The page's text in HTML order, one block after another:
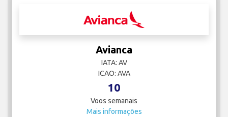
Avianca
IATA: AV
ICAO: AVA
10
Voos semanais
Mais informações